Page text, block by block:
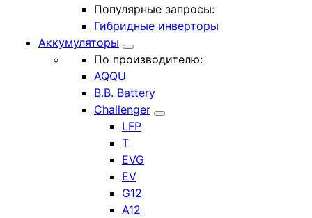
Популярные запросы:
Гибридные инверторы
Аккумуляторы
По производителю:
AQQU
B.B. Battery
Challenger
LFP
T
EVG
EV
G12
A12